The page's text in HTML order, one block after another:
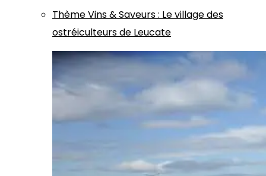
ThèmeVins & Saveurs: Le village des
ostréiculteurs de Leucate